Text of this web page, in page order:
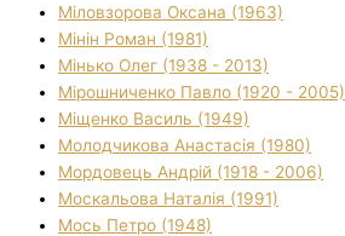
Міловзорова Оксана (1963)
Мінін Роман (1981)
Мінько Олег (1938 - 2013)
Мірошниченко Павло (1920 - 2005)
Міщенко Василь (1949)
Молодчикова Анастасія (1980)
Мордовець Андрій (1918 - 2006)
Москальова Наталія (1991)
Мось Петро (1948)